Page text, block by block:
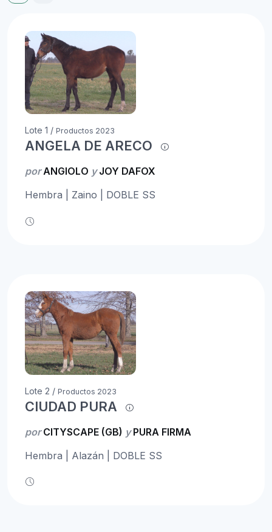
Lote 1 / Productos 2023
ANGELA DE ARECO
porANGIOLO yJOY DAFOX
Hembra | Zaino | DOBLE SS
Lote 2 / Productos 2023
CIUDAD PURA
porCITYSCAPE (GB) yPURA FIRMA
Hembra | Alazán | DOBLE SS